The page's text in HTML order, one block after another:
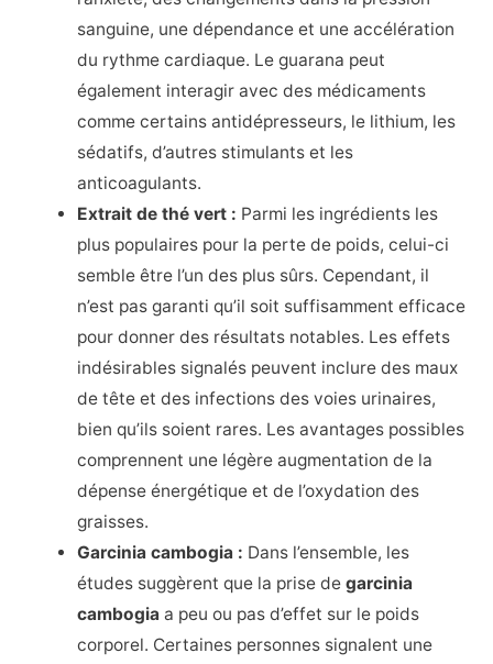
sanguine, une dépendance et une accélération
du rythme cardiaque. Le guarana peut
également interagir avec des médicaments
comme certains antidépresseurs, le lithium, les
sédatifs, d’autres stimulants et les
anticoagulants.
Extrait de thé vert : Parmi les ingrédients les
plus populaires pour la perte de poids, celui-ci
semble être l’un des plus sûrs. Cependant, il
n’est pas garanti qu’il soit suffisamment efficace
pour donner des résultats notables. Les effets
indésirables signalés peuvent inclure des maux
de tête et des infections des voies urinaires,
bien qu’ils soient rares. Les avantages possibles
comprennent une légère augmentation de la
dépense énergétique et de l’oxydation des
graisses.
Garcinia cambogia : Dans l’ensemble, les
études suggèrent que la prise degarcinia
cambogia a peu ou pas d’effet sur le poids
corporel. Certaines personnes signalent une